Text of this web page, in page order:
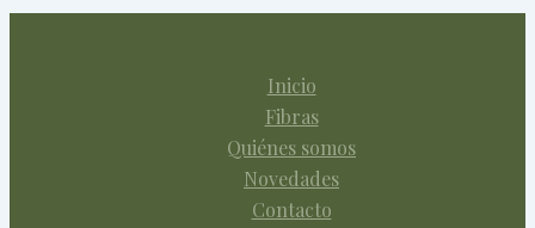
Inicio
Fibras
Quiénes somos
Novedades
Contacto